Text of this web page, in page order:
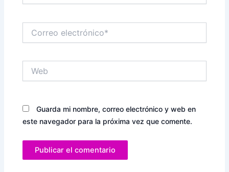
electrónico*
Guarda mi nombre, correo electrónico y web en
este navegador para la próxima vez que comente.